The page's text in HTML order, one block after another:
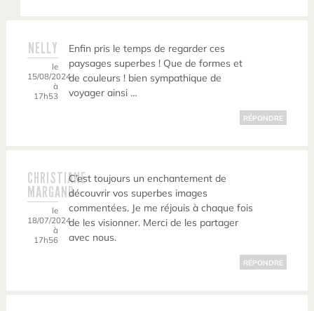
NELLY
le
15/08/2024
à
17h53
Enfin pris le temps de regarder ces
paysages superbes ! Que de formes et
de couleurs ! bien sympathique de
voyager ainsi …
RÉPONDRE
CHRISTIANE
MARGAND
le
18/07/2024
à
17h56
C’est toujours un enchantement de
découvrir vos superbes images
commentées. Je me réjouis à chaque fois
de les visionner. Merci de les partager
avec nous.
RÉPONDRE